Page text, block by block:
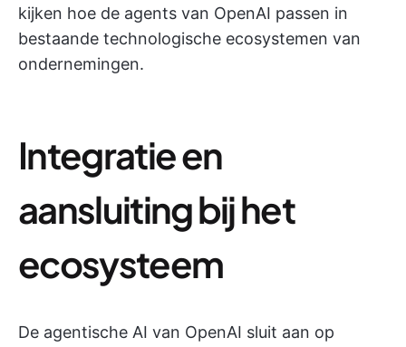
kijken hoe de agents van OpenAI passen in
bestaande technologische ecosystemen van
ondernemingen.
Integratie en
aansluiting bij het
ecosysteem
De agentische AI van OpenAI sluit aan op